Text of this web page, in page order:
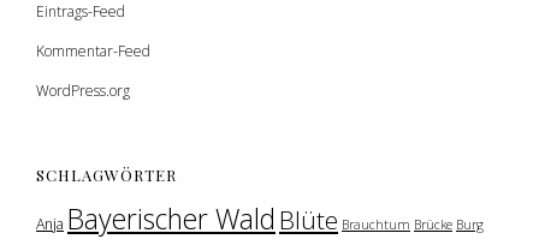
Eintrags-Feed
Kommentar-Feed
WordPress.org
SCHLAGWÖRTER
Anja Bayerischer Wald Blüte Brauchtum Brücke Burg